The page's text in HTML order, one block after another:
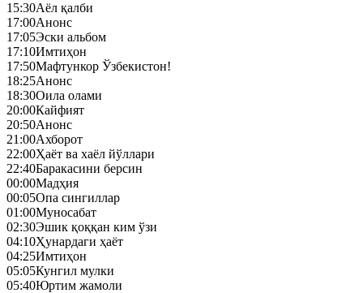
15:30Аёл қалби
17:00Анонс
17:05Эски альбом
17:10Имтиҳон
17:50Мафтункор Ўзбекистон!
18:25Анонс
18:30Оила олами
20:00Кайфият
20:50Анонс
21:00Ахборот
22:00Ҳаёт ва хаёл йўллари
22:40Баракасини берсин
00:00Мадҳия
00:05Опа сингиллар
01:00Муносабат
02:30Эшик қоққан ким ўзи
04:10Ҳунардаги ҳаёт
04:25Имтиҳон
05:05Кунгил мулки
05:40Юртим жамоли